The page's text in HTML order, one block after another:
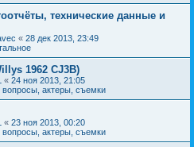
технические данные и
« 28 дек 2013, 23:49
1962 CJ3B)
« 24 ноя 2013, 21:05
актеры, съемки
« 23 ноя 2013, 00:20
актеры, съемки